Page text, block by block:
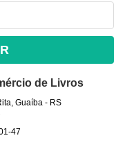
de Livros
Guaíba- RS
47